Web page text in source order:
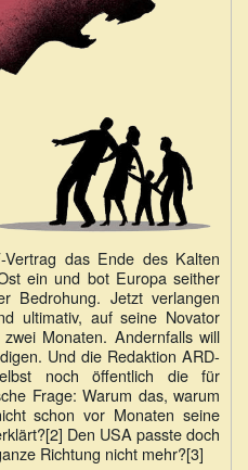
das Ende des Kalten
ein und bot Europa seither
Bedrohung. Jetzt verlangen
ultimativ, auf seine Novator
Monaten. Andernfalls will
Und die Redaktion ARD-
noch öffentlich die für
Frage: Warum das, warum
schon vor Monaten seine
Den USA passte doch
Richtung nicht mehr?[3]